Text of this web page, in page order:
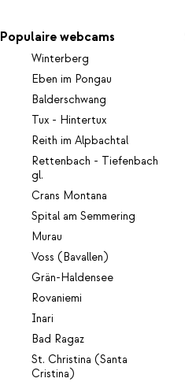
Populaire webcams
Winterberg
Eben im Pongau
Balderschwang
Tux - Hintertux
Reith im Alpbachtal
Rettenbach - Tiefenbach
gl.
Crans Montana
Spital am Semmering
Murau
Voss (Bavallen)
Grän-Haldensee
Rovaniemi
Inari
Bad Ragaz
St. Christina (Santa
Cristina)